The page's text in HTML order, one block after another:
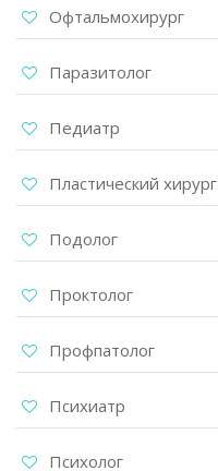
Офтальмохирург
Паразитолог
Педиатр
Пластический хирург
Подолог
Проктолог
Профпатолог
Психиатр
Психолог